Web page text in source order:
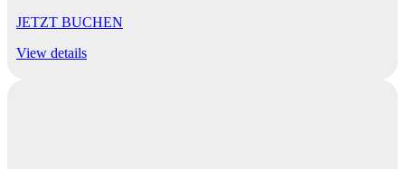
JETZT BUCHEN
View details